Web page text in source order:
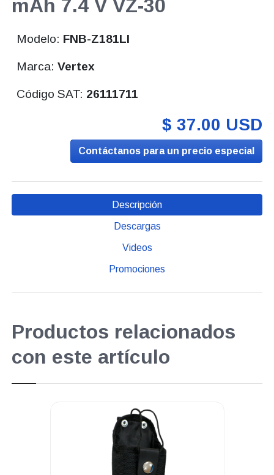
mAh 7.4 V VZ-30
Modelo: FNB-Z181LI
Marca:Vertex
Código SAT: 26111711
$ 37.00 USD
Contáctanos para un precio especial
Descripción
Descargas
Videos
Promociones
Productos relacionados
con este artículo